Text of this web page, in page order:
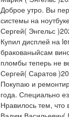
Доброе утро. Вы
системы на
Сергей( Энгельс )
Купил дисплей на
бракованыйсам
пломбы теперь не
Сергей( Саратов )
Покупаю и
года. Специально
Нравилось тем, что